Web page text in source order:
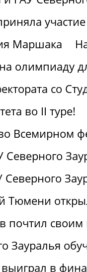
Маршака
олимпиаду
со
во II туре!
Всемирном
Северного
Тюмени
почтил
Зауралья
в